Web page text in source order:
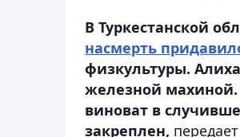
В Туркестанской
насмерть
физкультуры.
железной махиной.
виноват в
закреплен, передает